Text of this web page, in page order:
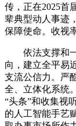
传，正在2025首
辈典型动人事迹
保障使命。收视
依法支撑和一
向，建立全平易
支流公信力。严
全、立体化系统
“头条”和收集视
的人工智能手艺